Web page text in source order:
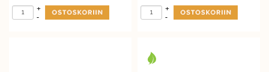
-
+
-
+